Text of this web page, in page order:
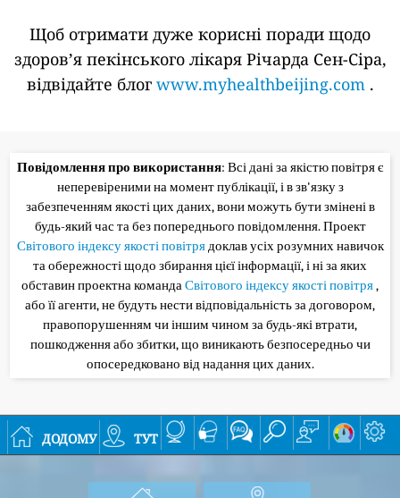
Щоб отримати дуже корисні поради щодо
здоров’я пекінського лікаря Річарда Сен-Сіра,
відвідайте блог www.myhealthbeijing.com.
Повідомлення про використання: Всі дані за якістю повітря є
неперевіреними на момент публікації, і в зв'язку з
забезпеченням якості цих даних, вони можуть бути змінені в
будь-який час та без попереднього повідомлення. Проект
Світового індексу якості повітрядоклав усіх розумних навичок
та обережності щодо збирання цієї інформації, і ні за яких
обставин проектна командаСвітового індексу якості повітря,
або її агенти, не будуть нести відповідальність за договором,
правопорушенням чи іншим чином за будь-які втрати,
пошкодження або збитки, що виникають безпосередньо чи
опосередковано від надання цих даних.
додому тут